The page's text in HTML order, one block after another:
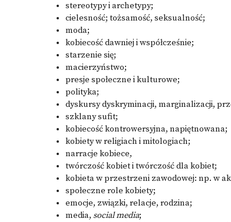
stereotypy i archetypy;
cielesność; tożsamość, seksualność;
moda;
kobiecość dawniej i współcześnie;
starzenie się;
macierzyństwo;
presje społeczne i kulturowe;
polityka;
dyskursy dyskryminacji, marginalizacji,
szklany sufit;
kobiecość kontrowersyjna, napiętnowana;
kobiety w religiach i mitologiach;
narracje kobiece,
twórczość kobiet i twórczość dla kobiet;
kobieta w przestrzeni zawodowej: np. w
społeczne role kobiety;
emocje, związki, relacje, rodzina;
media, social media;